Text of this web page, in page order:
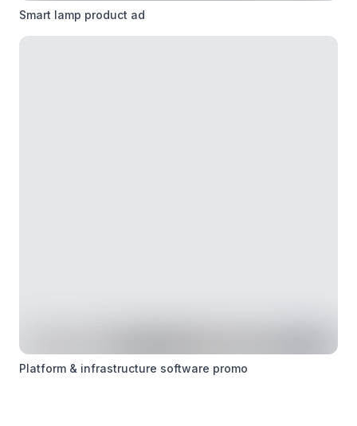
Smart lamp product ad
Platform & infrastructure software promo